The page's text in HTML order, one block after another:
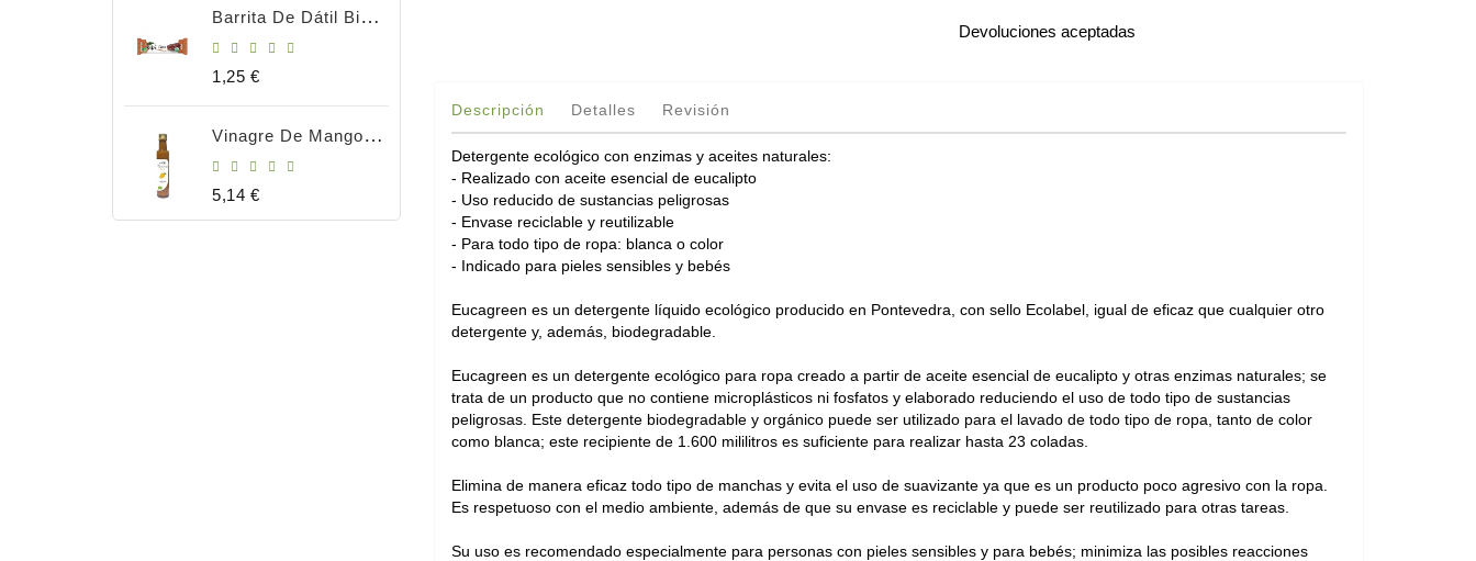
Barrita De Dátil Bio 35gr
Precio
1,25 €
Vinagre De Mango Bio 250ml
Precio
5,14 €
Devoluciones aceptadas
Descripción Detalles Revisión
Detergente ecológico con enzimas y aceites naturales:
- Realizado con aceite esencial de eucalipto
- Uso reducido de sustancias peligrosas
- Envase reciclable y reutilizable
- Para todo tipo de ropa: blanca o color
- Indicado para pieles sensibles y bebés
Eucagreen es un detergente líquido ecológico producido en Pontevedra, con sello Ecolabel, igual de eficaz que cualquier otro
detergente y, además, biodegradable.
Eucagreen es un detergente ecológico para ropa creado a partir de aceite esencial de eucalipto y otras enzimas naturales; se
trata de un producto que no contiene microplásticos ni fosfatos y elaborado reduciendo el uso de todo tipo de sustancias
peligrosas. Este detergente biodegradable y orgánico puede ser utilizado para el lavado de todo tipo de ropa, tanto de color
como blanca; este recipiente de 1.600 mililitros es suficiente para realizar hasta 23 coladas.
Elimina de manera eficaz todo tipo de manchas y evita el uso de suavizante ya que es un producto poco agresivo con la ropa.
Es respetuoso con el medio ambiente, además de que su envase es reciclable y puede ser reutilizado para otras tareas.
Su uso es recomendado especialmente para personas con pieles sensibles y para bebés; minimiza las posibles reacciones